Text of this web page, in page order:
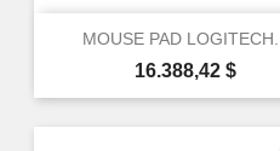
MOUSE PAD LOGITECH...
Precio
16.388,42 $